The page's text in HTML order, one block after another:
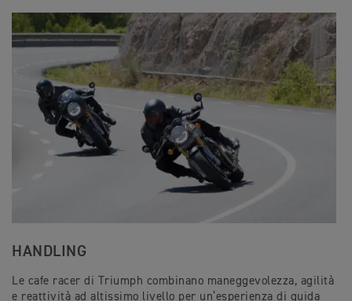
HANDLING
Le cafe racer di Triumph combinano maneggevolezza, agilità
e reattività ad altissimo livello per un’esperienza di guida